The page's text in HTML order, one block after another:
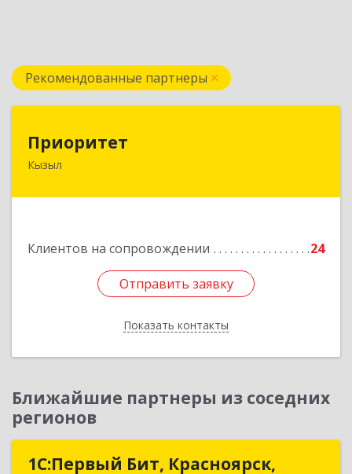
Рекомендованные партнеры
Приоритет
Кызыл
Клиентов на сопровождении 24
Отправить заявку
Показать контакты
667000, Тыва Респ, Кызыл г, Комсомольская ул,
Отправить заявку
Назад
Ближайшие партнеры из соседних
регионов
1С:Первый Бит, Красноярск,
1С:Первый Бит, Красноярск,